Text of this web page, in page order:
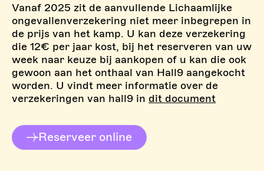
Vanaf 2025 zit de aanvullende Lichaamlijke
ongevallenverzekering niet meer inbegrepen in
de prijs van het kamp. U kan deze verzekering
die 12€ per jaar kost, bij het reserveren van uw
week naar keuze bij aankopen of u kan die ook
gewoon aan het onthaal van Hall9 aangekocht
worden. U vindt meer informatie over de
verzekeringen van hall9 in dit document
Reserveer online